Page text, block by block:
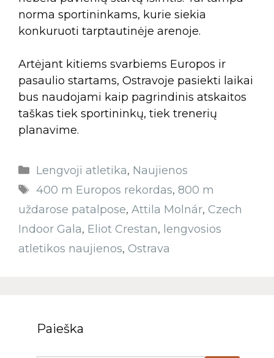
norma sportininkams, kurie siekia
konkuruoti tarptautinėje arenoje.
Artėjant kitiems svarbiems Europos ir
pasaulio startams, Ostravoje pasiekti laikai
bus naudojami kaip pagrindinis atskaitos
taškas tiek sportininkų, tiek trenerių
planavime.
Lengvoji atletika, Naujienos
400 m Europos rekordas, 800 m
uždarose patalpose, Attila Molnár, Czech
Indoor Gala, Eliot Crestan, lengvosios
atletikos naujienos, Ostrava
Paieška